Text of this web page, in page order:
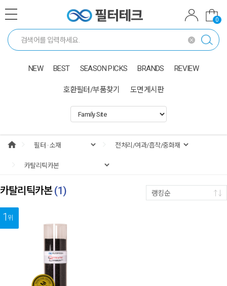
0
NEW BEST SEASON PICKS BRANDS REVIEW
호환필터/부품찾기 도면게시판
카탈리틱카본(1) 랭킹순
1위